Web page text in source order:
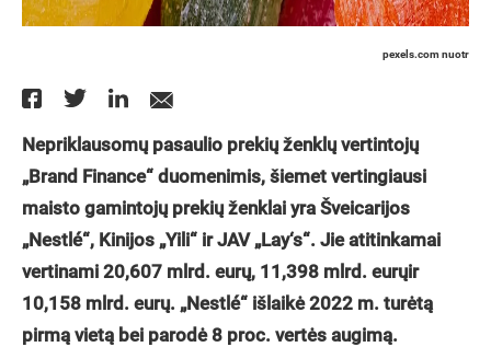
pexels.com nuotr
Nepriklausomų pasaulio prekių ženklų vertintojų
„Brand Finance“ duomenimis, šiemet vertingiausi
maisto gamintojų prekių ženklai yra Šveicarijos
„Nestlé“, Kinijos „Yili“ ir JAV „Lay‘s“. Jie atitinkamai
vertinami 20,607 mlrd. eurų, 11,398 mlrd. eurųir
10,158 mlrd. eurų. „Nestlé“ išlaikė 2022 m. turėtą
pirmą vietą bei parodė 8 proc. vertės augimą.